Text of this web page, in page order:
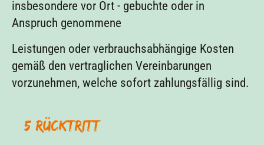
insbesondere vor Ort - gebuchte oder in
Anspruch genommene
Leistungen oder verbrauchsabhängige Kosten
gemäß den vertraglichen Vereinbarungen
vorzunehmen, welche sofort zahlungsfällig sind.
§ 5 Rücktritt